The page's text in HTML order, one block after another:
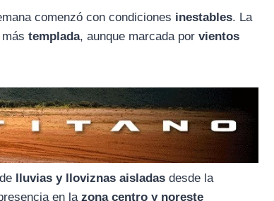
comenzó con condiciones inestables. La
mástemplada, aunque marcada porvientos
lluvias y lloviznas aisladas desde la
en lazona centro y noreste